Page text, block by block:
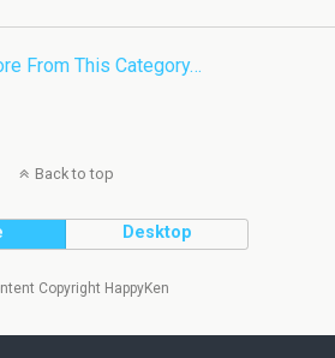
From This Category…
Back to top
Desktop
Copyright HappyKen